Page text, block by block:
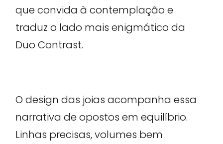
que convida à contemplação e
traduz o lado mais enigmático da
Duo Contrast.
O design das joias acompanha essa
narrativa de opostos em equilíbrio.
Linhas precisas, volumes bem